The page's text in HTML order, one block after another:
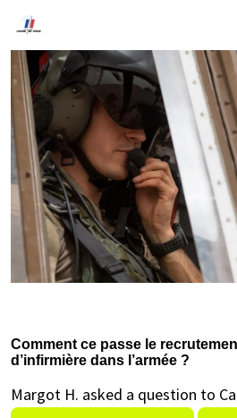
Comment ce passe le
d’infirmière dans l’armée ?
Margot H. asked a question to